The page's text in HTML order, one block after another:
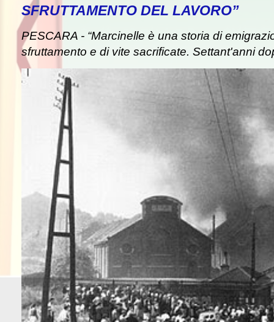
SFRUTTAMENTO DEL LAVORO”
PESCARA - “Marcinelle è una storia di
sfruttamento e di vite sacrificate. Settant'anni